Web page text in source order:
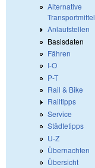
Alternative
Transportmittel
Anlaufstellen
Basisdaten
Fähren
I-O
P-T
Rail & Bike
Railtipps
Service
Städtetipps
U-Z
Übernachten
Übersicht